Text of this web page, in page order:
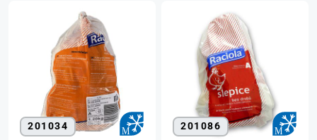
201034 201086